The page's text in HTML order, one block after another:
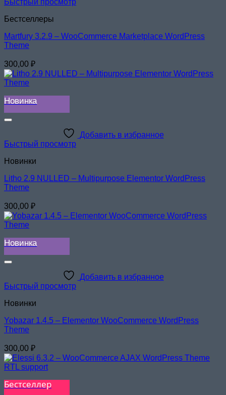
Быстрый просмотр
Бестселлеры
Martfury 3.2.9 – WooCommerce Marketplace WordPress
Theme
300,00 ₽
Новинка
Добавить в избранное
Быстрый просмотр
Новинки
Litho 2.9 NULLED – Multipurpose Elementor WordPress
Theme
300,00 ₽
Новинка
Добавить в избранное
Быстрый просмотр
Новинки
Yobazar 1.4.5 – Elementor WooCommerce WordPress
Theme
300,00 ₽
Бестселлер